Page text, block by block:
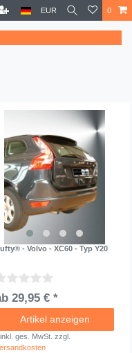
EUR 0
- Volvo - XC60 - Typ Y20
29,95 € *
Artikel anzeigen
inkl. ges. MwSt. zzgl.